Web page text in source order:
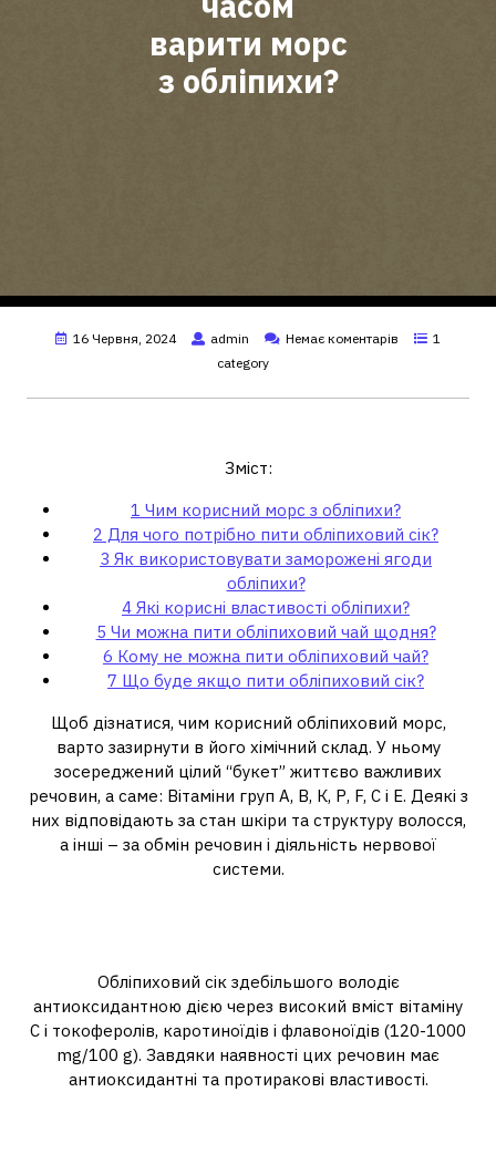
варити морс
з обліпихи?
16 Червня, 2024 admin Немає коментарів
1
category
Зміст:
1 Чим корисний морс з обліпихи?
2 Для чого потрібно пити обліпиховий сік?
3 Як використовувати заморожені ягоди
обліпихи?
4 Які корисні властивості обліпихи?
5 Чи можна пити обліпиховий чай щодня?
6 Кому не можна пити обліпиховий чай?
7 Що буде якщо пити обліпиховий сік?
Щоб дізнатися, чим корисний обліпиховий морс,
варто зазирнути в його хімічний склад. У ньому
зосереджений цілий “букет” життєво важливих
речовин, а саме: Вітаміни груп А, В, К, Р, F, С і Е. Деякі з
них відповідають за стан шкіри та структуру волосся,
а інші – за обмін речовин і діяльність нервової
системи.
Обліпиховий сік здебільшого володіє
антиоксидантною дією через високий вміст вітаміну
С і токоферолів, каротиноїдів і флавоноїдів (120-1000
mg/100 g). Завдяки наявності цих речовин має
антиоксидантні та протиракові властивості.